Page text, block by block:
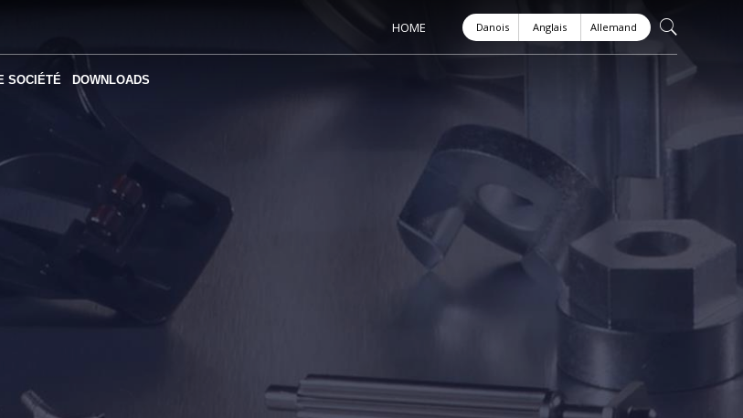
HOME Danois Anglais Allemand
SOCIÉTÉ DOWNLOADS